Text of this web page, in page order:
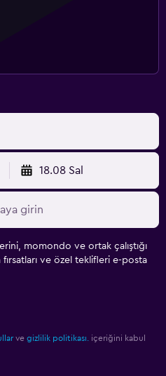
18.08 Sal
momondo ve ortak çalıştığı
ve özel teklifleri e-posta
ve gizlilik politikası.
içeriğini kabul